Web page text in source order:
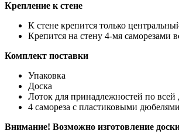
Крепление к стене
К стене крепится только
Крепится на стену 4-мя саморезами
Комплект поставки
Упаковка
Доска
Лоток для принадлежностей по всей
4 самореза с пластиковыми
Внимание! Возможно изготовление